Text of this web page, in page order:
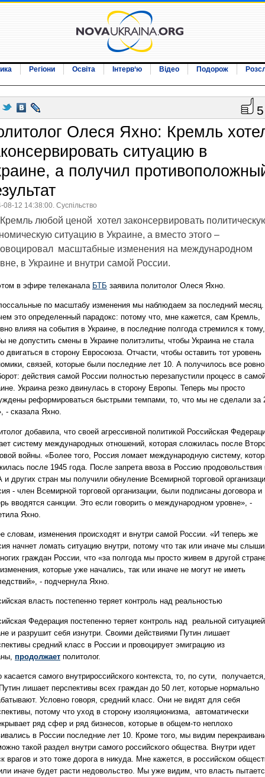
Регіони Освіта Інтерв‘ю Відео Подорож
5
Олеся Яхно: Кремль
ситуацию в
а получил
08-12 14:38:00. Суспільство
Кремль любой ценой хотел законсервировать
ситуацию в Украине, а вместо этого –
масштабные изменения на международном
в Украине и внутри самой России.
в эфире телеканала БТБ заявила политолог Олеся Яхно.
по масштабу изменения мы наблюдаем за последний месяц.
это определенный парадокс: потому что, мне кажется, сам Кремль,
влияя на события в Украине, в последние полгода стремился к тому,
не допустить смены в Украине политэлиты, чтобы Украина не стала
двигаться в сторону Евросоюза. Отчасти, чтобы оставить тот уровень
связей, которые были последние лет 10. А получилось все ровно
действия самой России полностью перезапустили процесс в
Украина резко двинулась в сторону Европы. Теперь мы просто
реформироваться быстрыми темпами, то, что мы не сделали за
- сказала Яхно.
добавила, что своей агрессивной политикой Российская
систему международных отношений, которая сложилась после
войны. «Более того, Россия ломает международную систему,
после 1945 года. После запрета ввоза в Россию продовольствия
других стран мы получили обнуление Всемирной торговой
- член Всемирной торговой организации, были подписаны договора и
вводятся санкции. Это если говорить о международном уровне», -
Яхно.
словам, изменения происходят и внутри самой России. «И теперь же
начнет ломать ситуацию внутри, потому что так или иначе мы
граждан России, что «за полгода мы просто живем в другой
которые уже начались, так или иначе не могут не иметь
- подчернула Яхно.
власть постепенно теряет контроль над реальностью
Федерация постепенно теряет контроль над реальной
и разрушит себя изнутри. Своими действиями Путин лишает
средний класс в России и провоцирует эмиграцию из
продолжает политолог.
касается самого внутрироссийского контекста, то, по сути, получается,
лишает перспективы всех граждан до 50 лет, которые нормально
Условно говоря, средний класс. Они не видят для себя
потому что уход в сторону изоляционизма, автоматически
ряд сфер и ряд бизнесов, которые в общем-то неплохо
в России последние лет 10. Кроме того, мы видим
такой раздел внутри самого российского общества. Внутри идет
врагов и это тоже дорога в никуда. Мне кажется, в российском
иначе будет расти недовольство. Мы уже видим, что власть